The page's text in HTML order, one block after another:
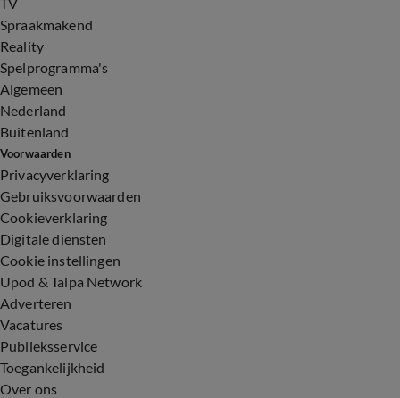
Spraakmakend
Reality
Spelprogramma's
Algemeen
Nederland
Buitenland
Voorwaarden
Privacyverklaring
Gebruiksvoorwaarden
Cookieverklaring
Digitale diensten
Cookie instellingen
Upod & Talpa Network
Adverteren
Vacatures
Publieksservice
Toegankelijkheid
Over ons